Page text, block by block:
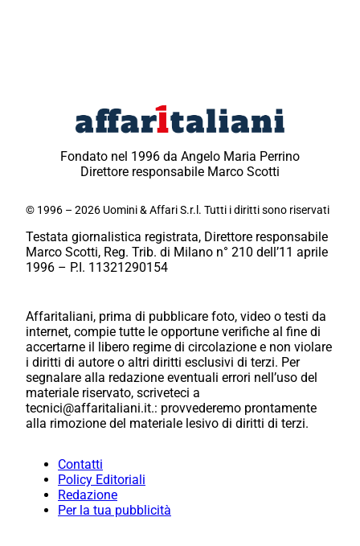
Fondato nel 1996 da Angelo Maria Perrino
Direttore responsabile Marco Scotti
© 1996 – 2026 Uomini & Affari S.r.l. Tutti i diritti sono riservati
Testata giornalistica registrata, Direttore responsabile
Marco Scotti, Reg. Trib. di Milano n° 210 dell’11 aprile
1996 – P.I. 11321290154
Affaritaliani, prima di pubblicare foto, video o testi da
internet, compie tutte le opportune verifiche al fine di
accertarne il libero regime di circolazione e non violare
i diritti di autore o altri diritti esclusivi di terzi. Per
segnalare alla redazione eventuali errori nell’uso del
materiale riservato, scriveteci a
tecnici@affaritaliani.it.: provvederemo prontamente
alla rimozione del materiale lesivo di diritti di terzi.
Contatti
Policy Editoriali
Redazione
Per la tua pubblicità